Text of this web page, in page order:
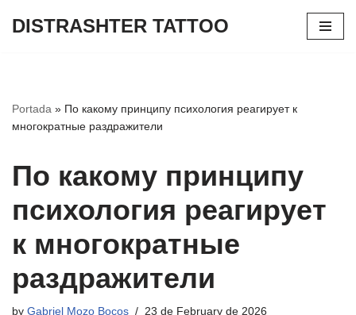
DISTRASHTER TATTOO
Portada » По какому принципу психология реагирует к
многократные раздражители
По какому принципу
психология реагирует
к многократные
раздражители
by Gabriel Mozo Bocos 23 de February de 2026